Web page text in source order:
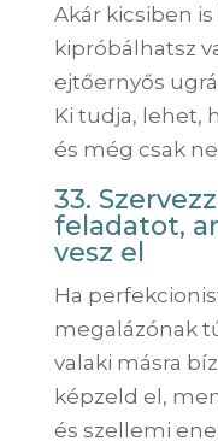
Akár kicsiben
kipróbálhatsz
ejtőernyős
Ki tudja, lehet,
és még csak
33.
feladatot,
vesz el
Ha
megalázónak
valaki másra
képzeld el,
és szellemi